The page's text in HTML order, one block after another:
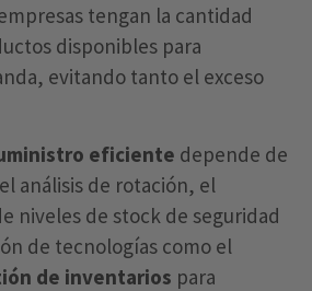
tengan la cantidad
disponibles para
evitando tanto el exceso
eficiente depende de
análisis de rotación, el
niveles de stock de seguridad
de tecnologías como el
de inventarios para